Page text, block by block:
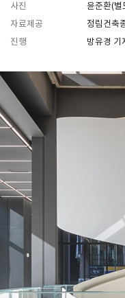
SPACE 소개
공지사항
기사문의
Contact
사진
윤준환(별
자료제공
정림건축
진행
방유경 기